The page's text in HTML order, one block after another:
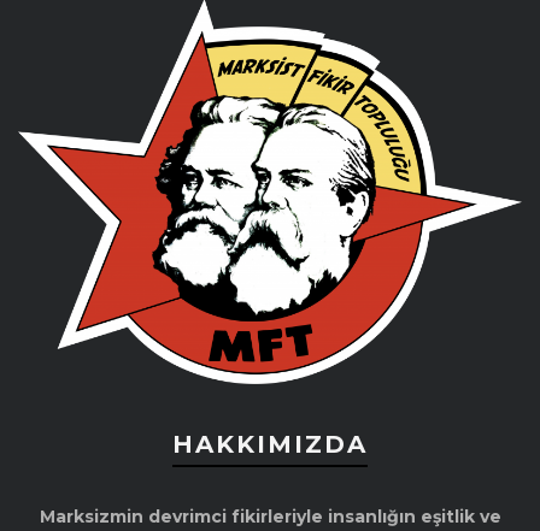
HAKKIMIZDA
Marksizmin devrimci fikirleriyle insanlığın eşitlik ve